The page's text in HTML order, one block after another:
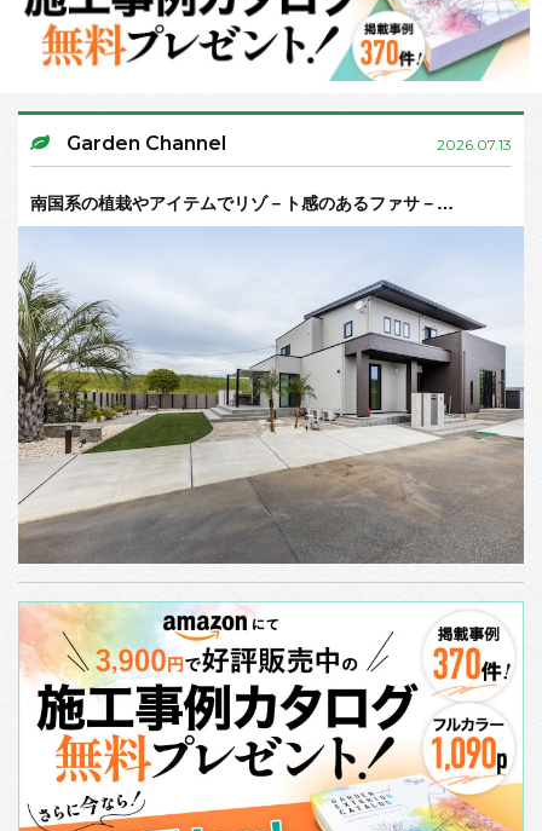
Garden Channel 2026.07.13
南国系の植栽やアイテムでリゾ－ト感のあるファサ－…